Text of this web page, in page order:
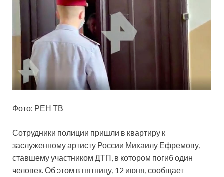
Фото: РЕН ТВ
Сотрудники полиции пришли в квартиру к
заслуженному артисту России Михаилу Ефремову,
ставшему участником ДТП, в котором погиб один
человек. Об этом в пятницу, 12 июня, сообщает